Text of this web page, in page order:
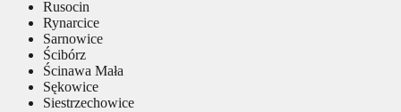
Rusocin
Rynarcice
Sarnowice
Ścibórz
Ścinawa Mała
Sękowice
Siestrzechowice